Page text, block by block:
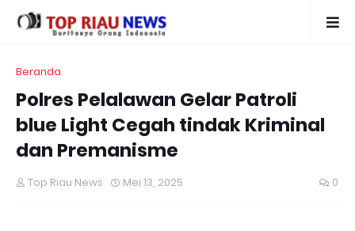
Beranda
Polres Pelalawan Gelar Patroli
blue Light Cegah tindak Kriminal
dan Premanisme
Top Riau News Mei 13, 2025 0